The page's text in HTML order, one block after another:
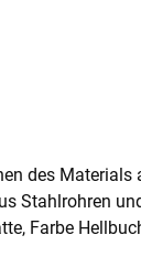
des Materials
Stahlrohren
Farbe